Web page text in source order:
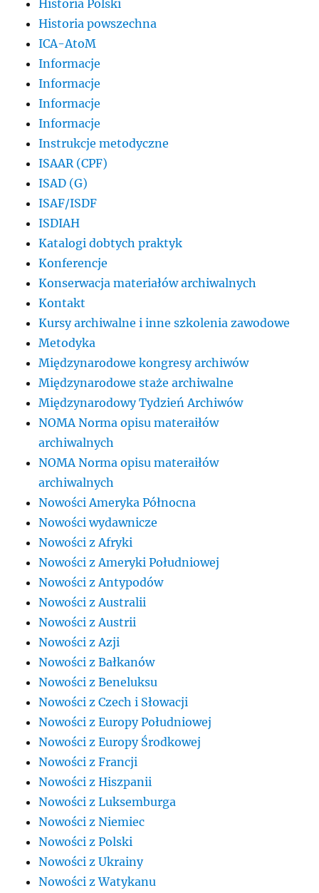
Historia Polski
Historia powszechna
ICA-AtoM
Informacje
Informacje
Informacje
Informacje
Instrukcje metodyczne
ISAAR (CPF)
ISAD (G)
ISAF/ISDF
ISDIAH
Katalogi dobtych praktyk
Konferencje
Konserwacja materiałów archiwalnych
Kontakt
Kursy archiwalne i inne szkolenia zawodowe
Metodyka
Międzynarodowe kongresy archiwów
Międzynarodowe staże archiwalne
Międzynarodowy Tydzień Archiwów
NOMA Norma opisu materaiłów
archiwalnych
NOMA Norma opisu materaiłów
archiwalnych
Nowości Ameryka Północna
Nowości wydawnicze
Nowości z Afryki
Nowości z Ameryki Południowej
Nowości z Antypodów
Nowości z Australii
Nowości z Austrii
Nowości z Azji
Nowości z Bałkanów
Nowości z Beneluksu
Nowości z Czech i Słowacji
Nowości z Europy Południowej
Nowości z Europy Środkowej
Nowości z Francji
Nowości z Hiszpanii
Nowości z Luksemburga
Nowości z Niemiec
Nowości z Polski
Nowości z Ukrainy
Nowości z Watykanu